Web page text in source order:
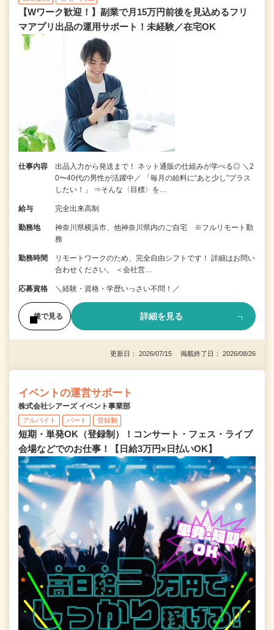
【Wワーク歓迎！】副業で月15万円前後を見込めるフリ
マアプリ出品の運用サポート！未経験／在宅OK
仕事内容
出品入力から発送まで！ ネット通販の仕組みが学べる◎ ＼2
0〜40代の男性が活躍中／ 「毎月の給料に“あと少し”プラス
したい！」 ⇒そんな〈目標〉を…
給与 完全出来高制
勤務地
神奈川県横浜市、他神奈川県内のご自宅 ※フルリモート勤
務
勤務時間
リモートワークのため、完全自由シフトです！ 詳細はお問い
合わせください。 ＜会社営…
応募資格 ＼経験・資格・学歴いっさい不問！／
後で見る 詳細を見る
更新日： 2026/07/15 掲載終了日： 2026/08/26
イベントの運営サポート
株式会社シアーズ イベント事業部
アルバイト パート 登録制
短期・単発OK（登録制）！コンサート・フェス・ライブ
会場などでのお仕事！【日給3万円×日払いOK】